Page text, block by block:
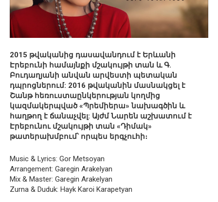
2015 թվականից դասավանդում է Երևանի
Էրեբունի համայնքի մշակույթի տան և Գ.
Բուդաղյանի անվան արվեստի պետական
դպրոցներում: 2016 թվականին մասնակցել է
Շանթ հեռուստաընկերության կողմից
կազմակերպված «Պրեմիերա» նախագծին և
հաղթող է ճանաչվել: Այժմ Նարեն աշխատում է
Էրեբունու մշակույթի տան «Դիմակ»
թատերախմբում՝ որպես երգչուհի։
Music & Lyrics: Gor Metsoyan
Arrangement: Garegin Arakelyan
Mix & Master: Garegin Arakelyan
Zurna & Duduk: Hayk Karoi Karapetyan